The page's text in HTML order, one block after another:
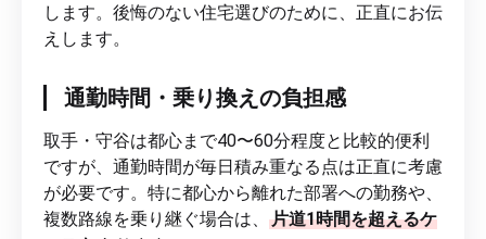
します。後悔のない住宅選びのために、正直にお伝
えします。
通勤時間・乗り換えの負担感
取手・守谷は都心まで40〜60分程度と比較的便利
ですが、通勤時間が毎日積み重なる点は正直に考慮
が必要です。特に都心から離れた部署への勤務や、
複数路線を乗り継ぐ場合は、
片道1時間を超えるケ